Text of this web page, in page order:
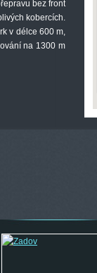
bez front
kobercích.
v délce 600 m,
na 1300 m